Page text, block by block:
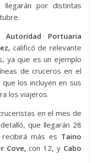
por distintas
Portuaria
calificó de relevante
ya que es un ejemplo
de cruceros en el
los incluyen en sus
los viajeros.
en el mes de
que llegarán 28
más es Taino
Cove, con 12, yCabo